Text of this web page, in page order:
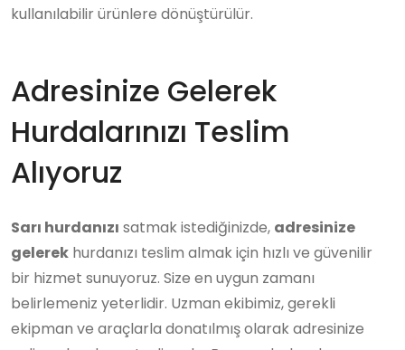
kullanılabilir ürünlere dönüştürülür.
Adresinize Gelerek
Hurdalarınızı Teslim
Alıyoruz
Sarı hurdanızı satmak istediğinizde, adresinize
gelerek hurdanızı teslim almak için hızlı ve güvenilir
bir hizmet sunuyoruz. Size en uygun zamanı
belirlemeniz yeterlidir. Uzman ekibimiz, gerekli
ekipman ve araçlarla donatılmış olarak adresinize